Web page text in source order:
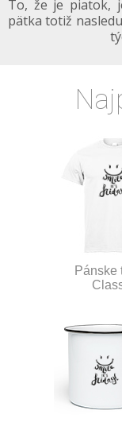
To, že je piatok,
pätka totiž
Pánske